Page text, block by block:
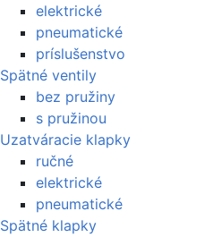
elektrické
pneumatické
príslušenstvo
Spätné ventily
bez pružiny
s pružinou
Uzatváracie klapky
ručné
elektrické
pneumatické
Spätné klapky